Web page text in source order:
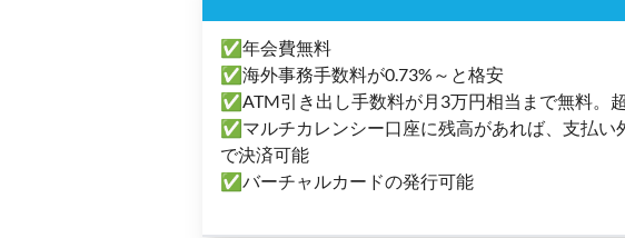
✅年会費無料
✅海外事務手数料が0.73%～と格安
✅ATM引き出し手数料が月3万円相当まで無料。
✅マルチカレンシー口座に残高があれば、支払
で決済可能
✅バーチャルカードの発行可能